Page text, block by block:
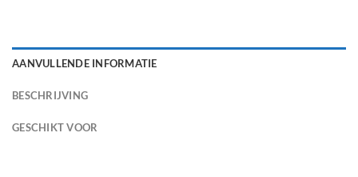
AANVULLENDE INFORMATIE
BESCHRIJVING
GESCHIKT VOOR